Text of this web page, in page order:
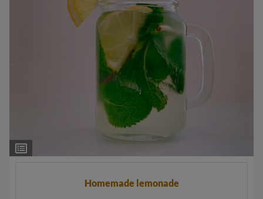
Ingrediëntenlijst
Homemade lemonade